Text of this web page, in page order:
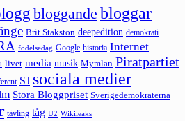
bloggande bloggar
Brit Stakston deepedition demokrati
födelsedag Google historia Internet
livet media musik Mymlan Piratpartiet
SJ sociala medier
Stora Bloggpriset Sverigedemokraterna
tävling tåg U2 Wikileaks